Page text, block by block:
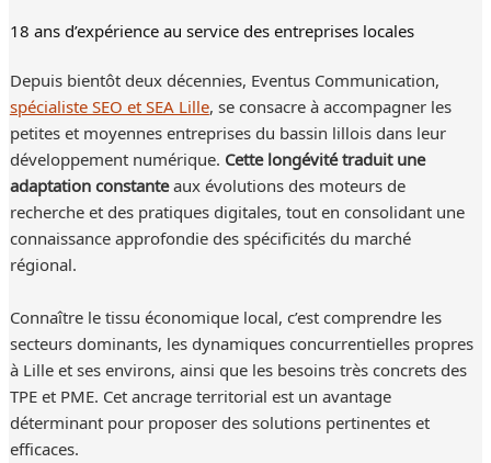
18 ans d’expérience au service des entreprises locales
Depuis bientôt deux décennies, Eventus Communication,
spécialiste SEO et SEA Lille, se consacre à accompagner les
petites et moyennes entreprises du bassin lillois dans leur
développement numérique. Cette longévité traduit une
adaptation constanteaux évolutions des moteurs de
recherche et des pratiques digitales, tout en consolidant une
connaissance approfondie des spécificités du marché
régional.
Connaître le tissu économique local, c’est comprendre les
secteurs dominants, les dynamiques concurrentielles propres
à Lille et ses environs, ainsi que les besoins très concrets des
TPE et PME. Cet ancrage territorial est un avantage
déterminant pour proposer des solutions pertinentes et
efficaces.